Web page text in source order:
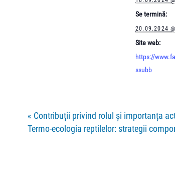
Se termină:
20.09.2024
Site web:
https://
ssubb
« Contribuții privind rolul și importanța
Termo-ecologia reptilelor: strategii